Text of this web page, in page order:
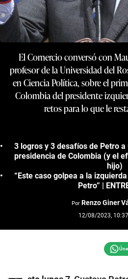
El Comercio conversó con
profesor de la Universidad del
en Ciencia Política, sobre el
Colombia del presidente
retos para lo que le
3 logros y 3 desafíos de Petro
presidencia de Colombia (y el
hijo)
“Este caso golpea a la
Petro” |
Por Renzo Giner
12/08/2023,